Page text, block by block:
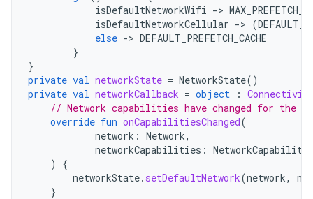
isDefaultNetworkWifi ->
isDefaultNetworkCellular -> (
else -> DEFAULT_PREFETCH_CACHE
}
}
private val networkState = NetworkState()
private val networkCallback = object :
// Network capabilities have changed for the
override fun onCapabilitiesChanged(
network : Network,
networkCapabilities :
)
{
networkState. setDefaultNetwork(network,
}